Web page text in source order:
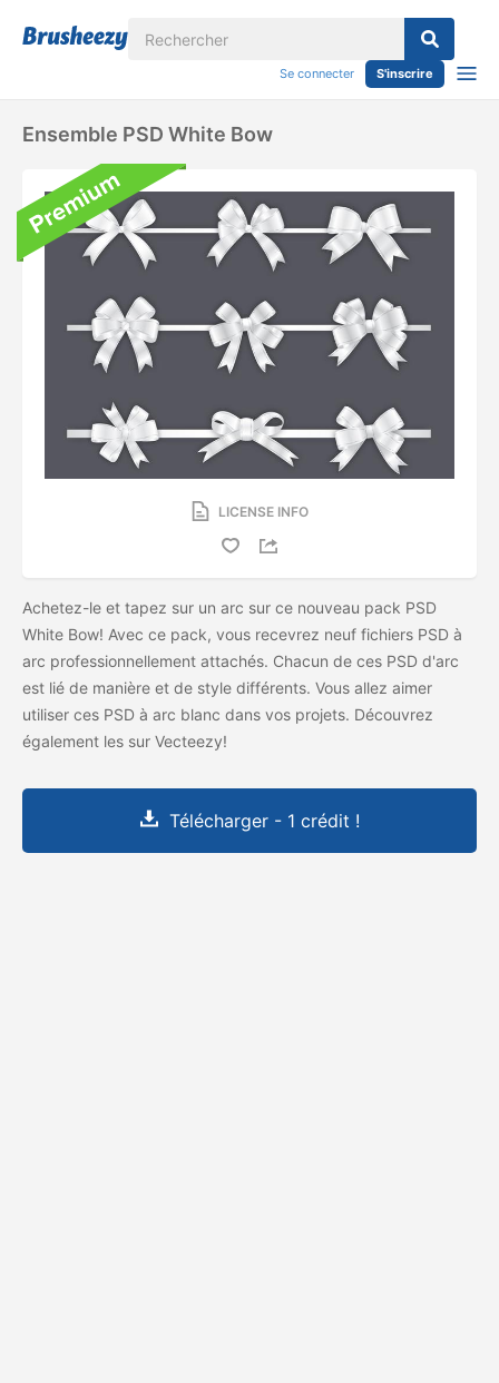
Se connecter S'inscrire
Ensemble PSD White Bow
LICENSE INFO
Achetez-le et tapez sur un arc sur ce nouveau pack PSD
White Bow! Avec ce pack, vous recevrez neuf fichiers PSD à
arc professionnellement attachés. Chacun de ces PSD d'arc
est lié de manière et de style différents. Vous allez aimer
utiliser ces PSD à arc blanc dans vos projets. Découvrez
également les sur Vecteezy!
Télécharger - 1 crédit !